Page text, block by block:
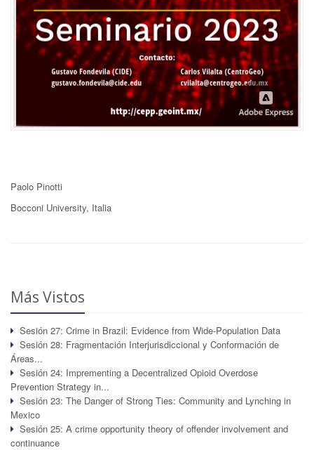
Paolo Pinotti
Bocconi University, Italia
Más Vistos
Sesión 27: Crime in Brazil: Evidence from Wide-Population Data
Sesión 28: Fragmentación Interjurisdiccional y Conformación de
Áreas...
Sesión 24: Imprementing a Decentralized Opioid Overdose
Prevention Strategy in...
Sesión 23: The Danger of Strong Ties: Community and Lynching in
Mexico
Sesión 25: A crime opportunity theory of offender involvement and
continuance